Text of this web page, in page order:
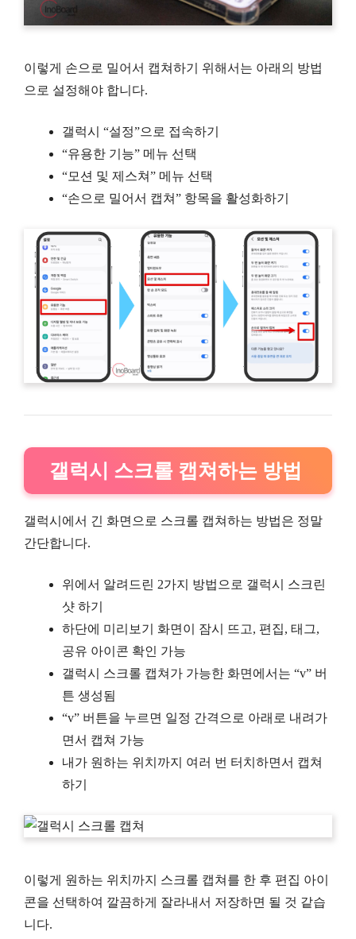
이렇게 손으로 밀어서 캡쳐하기 위해서는 아래의 방법
으로 설정해야 합니다.
갤럭시 “설정”으로 접속하기
“유용한 기능” 메뉴 선택
“모션 및 제스쳐” 메뉴 선택
“손으로 밀어서 캡쳐” 항목을 활성화하기
갤럭시 스크롤 캡쳐하는 방법
갤럭시에서 긴 화면으로 스크롤 캡쳐하는 방법은 정말
간단합니다.
위에서 알려드린 2가지 방법으로 갤럭시 스크린
샷 하기
하단에 미리보기 화면이 잠시 뜨고, 편집, 태그,
공유 아이콘 확인 가능
갤럭시 스크롤 캡쳐가 가능한 화면에서는 “v” 버
튼 생성됨
“v” 버튼을 누르면 일정 간격으로 아래로 내려가
면서 캡쳐 가능
내가 원하는 위치까지 여러 번 터치하면서 캡쳐
하기
이렇게 원하는 위치까지 스크롤 캡쳐를 한 후 편집 아이
콘을 선택하여 깔끔하게 잘라내서 저장하면 될 것 같습
니다.